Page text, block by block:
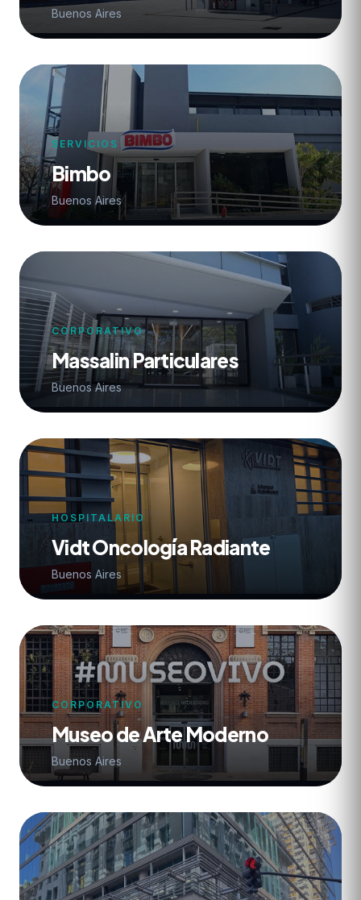
Buenos Aires
SERVICIOS
Bimbo
Buenos Aires
CORPORATIVO
Massalin Particulares
Buenos Aires
HOSPITALARIO
Vidt Oncología Radiante
Buenos Aires
CORPORATIVO
Museo de Arte Moderno
Buenos Aires